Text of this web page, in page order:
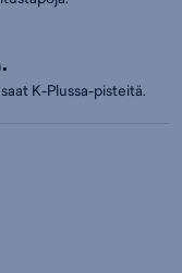
K-Plussa-pisteitä.